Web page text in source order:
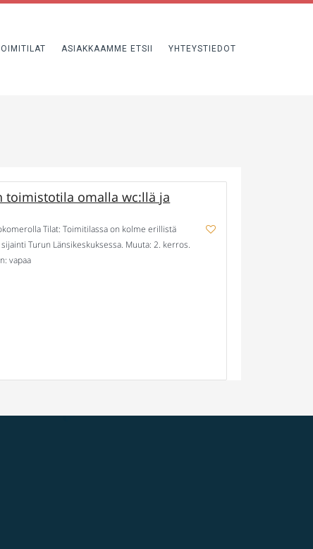
ASIAKKAAMME ETSII YHTEYSTIEDOT
toimistotila omalla wc:llä ja
Tilat: Toimitilassa on kolme erillistä
Turun Länsikeskuksessa. Muuta: 2. kerros.
vapaa